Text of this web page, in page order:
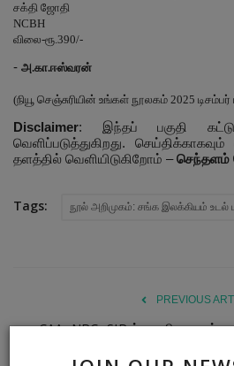
சக்தி ஜோதி
NCBH
விலை-ரூ.390/-
- அ.கா.ஈஸ்வரன்
(நியூ செஞ்சுரியின் உங்கள் நூலகம் 2025
Disclaimer: இந்தப் பகுதி
வெளிப்படுத்துகிறது.
தளத்தில் வெளியிடுகிறோம் –செந்தளம்
Tags: நூல் அறிமுகம்: சங்க இலக்கியம்
PREVIOUS
CAA -NRC- SIR க்கு எதிராக